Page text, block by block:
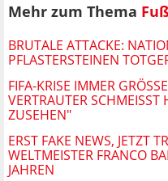
Mehr zum Thema
BRUTALE ATTACKE:
PFLASTERSTEINEN
FIFA-KRISE IMMER
ERTRAUTER SCHMEISST
SEHEN"
ERST FAKE NEWS, JETZT
WELTMEISTER FRANCO
JAHREN